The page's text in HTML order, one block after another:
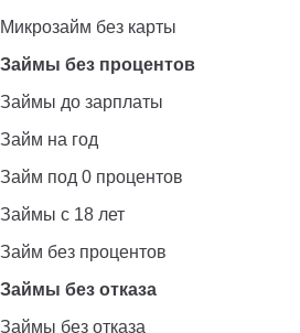
Микрозайм без карты
Займы без процентов
Займы до зарплаты
Займ на год
Займ под 0 процентов
Займы с 18 лет
Займ без процентов
Займы без отказа
Займы без отказа